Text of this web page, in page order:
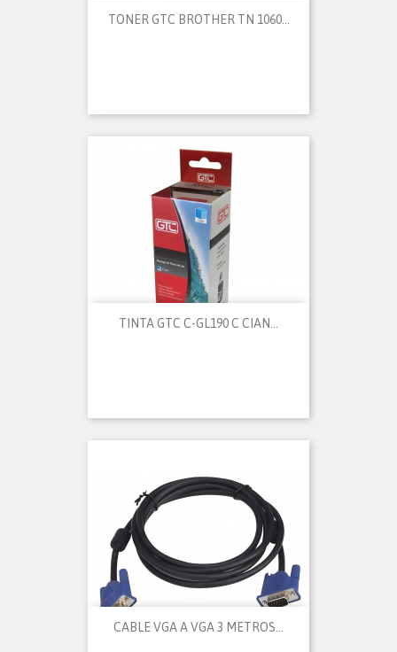
TONER GTC BROTHER TN 1060...
TINTA GTC C-GL190 C CIAN...
CABLE VGA A VGA 3 METROS...